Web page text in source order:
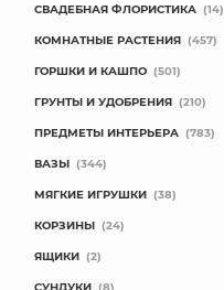
СВАДЕБНАЯ ФЛОРИСТИКА (14)
КОМНАТНЫЕ РАСТЕНИЯ (457)
ГОРШКИ И КАШПО (501)
ГРУНТЫ И УДОБРЕНИЯ (210)
ПРЕДМЕТЫ ИНТЕРЬЕРА (783)
ВАЗЫ (344)
МЯГКИЕ ИГРУШКИ (38)
КОРЗИНЫ (24)
ЯЩИКИ (2)
СУНДУКИ (8)